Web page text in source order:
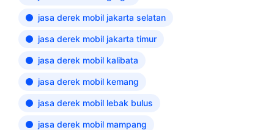
jasa derek mobil jakarta selatan
jasa derek mobil jakarta timur
jasa derek mobil kalibata
jasa derek mobil kemang
jasa derek mobil lebak bulus
jasa derek mobil mampang